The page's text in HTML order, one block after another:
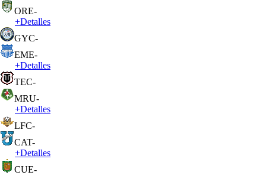
ORE-
+Detalles
GYC-
EME-
+Detalles
TEC-
MRU-
+Detalles
LFC-
CAT-
+Detalles
CUE-